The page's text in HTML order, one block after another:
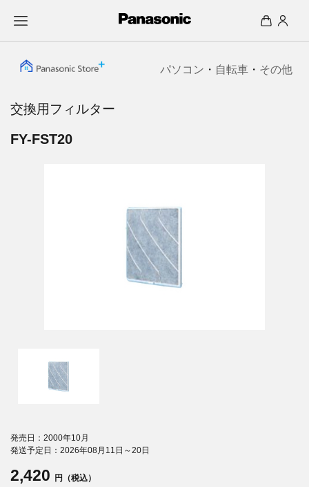
パソコン ・ 自転車 ・ その他
交換用フィルター
FY-FST20
発売日：2000年10月
発送予定日：2026年08月11日～20日
2,420 円（税込）